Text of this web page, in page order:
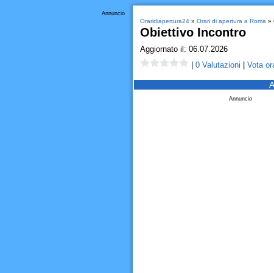
Annuncio
Oraridiapertura24» Orari di apertura a Roma »
Obiettivo Incontro
Aggiornato il: 06.07.2026
0 Valutazioni Vota
Annuncio